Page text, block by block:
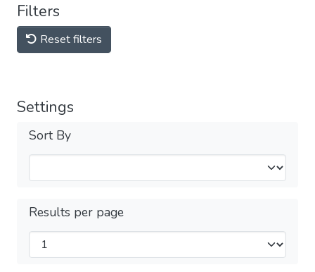
Filters
Reset filters
Settings
Sort By
Results per page